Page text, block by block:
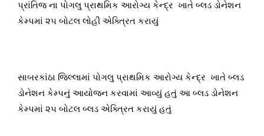
પ્રાંતિજ ના પોગલુ પ્રાથમિક આરોગ્ય કેન્દ્ર ખાતે બ્લડ ડોનેશન
કેમ્પમાં ૨૫ બોટલ લોહી એક્ત્રિત કરાયું
સાબરકાંઠા જિલ્લામાં પોગલુ પ્રાથમિક આરોગ્ય કેન્દ્ર ખાતે બ્લડ
ડોનેશન કેમ્પનું આયોજન કરવામાં આવ્યું હતું આ બ્લડ ડોનેશન
કેમ્પમાં ૨૫ બોટલ બ્લડ એક્ત્રિત કરાયું હતું